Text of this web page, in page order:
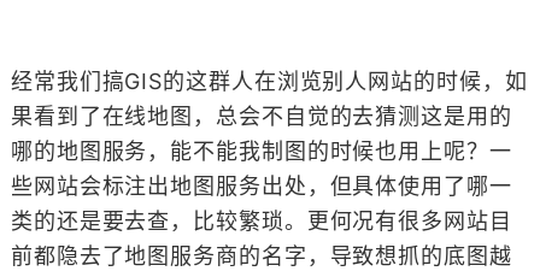
经常我们搞GIS的这群人在浏览别人网站的时候，如
果看到了在线地图，总会不自觉的去猜测这是用的
哪的地图服务，能不能我制图的时候也用上呢？一
些网站会标注出地图服务出处，但具体使用了哪一
类的还是要去查，比较繁琐。更何况有很多网站目
前都隐去了地图服务商的名字，导致想抓的底图越